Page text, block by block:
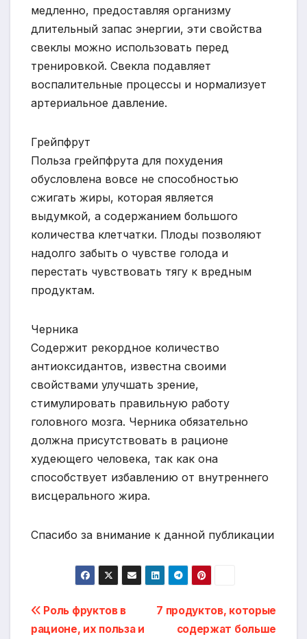
медленно, предоставляя организму
длительный запас энергии, эти свойства
свеклы можно использовать перед
тренировкой. Свекла подавляет
воспалительные процессы и нормализует
артериальное давление.
Грейпфрут
Польза грейпфрута для похудения
обусловлена вовсе не способностью
сжигать жиры, которая является
выдумкой, а содержанием большого
количества клетчатки. Плоды позволяют
надолго забыть о чувстве голода и
перестать чувствовать тягу к вредным
продуктам.
Черника
Содержит рекордное количество
антиоксидантов, известна своими
свойствами улучшать зрение,
стимулировать правильную работу
головного мозга. Черника обязательно
должна присутствовать в рационе
худеющего человека, так как она
способствует избавлению от внутреннего
висцерального жира.
Спасибо за внимание к данной публикации
Навигация
7 продуктов, которые
содержат больше
Роль фруктов в
рационе, их польза и